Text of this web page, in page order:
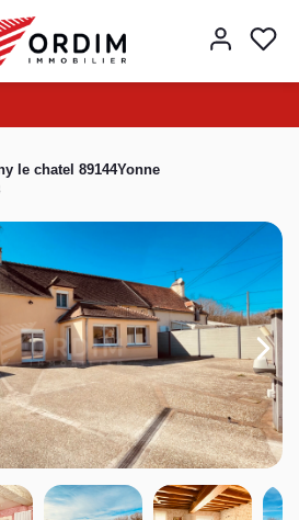
le chatel 89144Yonne